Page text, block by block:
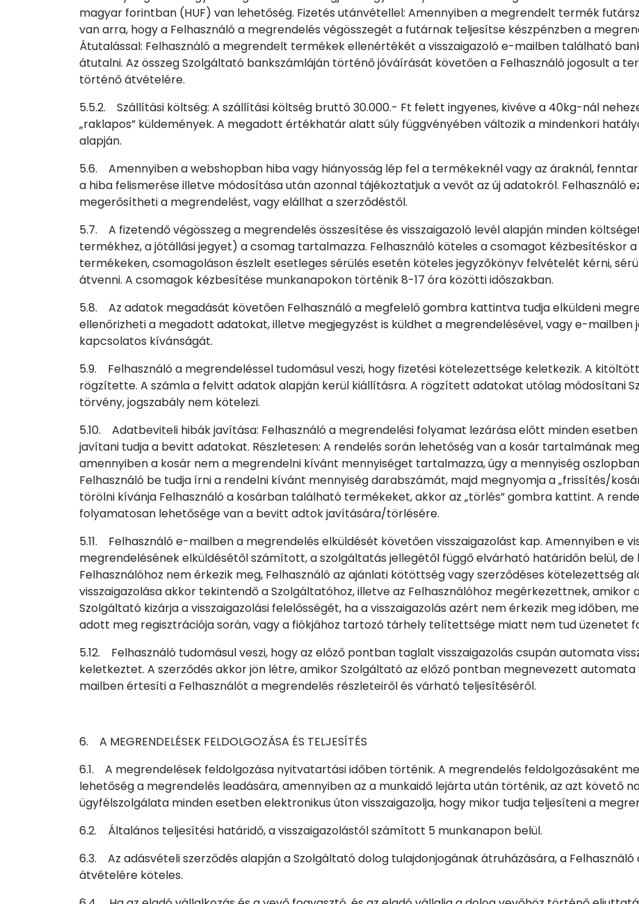
magyar forintban (HUF) van lehetőség. Fizetés utánvétellel: Amennyiben a megrendelt termék
van arra, hogy a Felhasználó a megrendelés végösszegét a futárnak teljesítse készpénzben a
Átutalással: Felhasználó a megrendelt termékek ellenértékét a visszaigazoló e-mailben található
átutalni. Az összeg Szolgáltató bankszámláján történő jóváírását követően a Felhasználó jogosult a
történő átvételére.
5.5.2. Szállítási költség: A szállítási költség bruttó 30.000.- Ft felett ingyenes, kivéve a 40kg-nál
„raklapos” küldemények. A megadott értékhatár alatt súly függvényében változik a mindenkori
alapján.
5.6. Amennyiben a webshopban hiba vagy hiányosság lép fel a termékeknél vagy az áraknál,
a hiba felismerése illetve módosítása után azonnal tájékoztatjuk a vevőt az új adatokról. Felhasználó
megerősítheti a megrendelést, vagy elállhat a szerződéstől.
5.7. A fizetendő végösszeg a megrendelés összesítése és visszaigazoló levél alapján minden
termékhez, a jótállási jegyet) a csomag tartalmazza. Felhasználó köteles a csomagot kézbesítéskor
termékeken, csomagoláson észlelt esetleges sérülés esetén köteles jegyzőkönyv felvételét kérni,
átvenni. A csomagok kézbesítése munkanapokon történik 8-17 óra közötti időszakban.
5.8. Az adatok megadását követően Felhasználó a megfelelő gombra kattintva tudja elküldeni
ellenőrizheti a megadott adatokat, illetve megjegyzést is küldhet a megrendelésével, vagy e-mailben
kapcsolatos kívánságát.
5.9. Felhasználó a megrendeléssel tudomásul veszi, hogy fizetési kötelezettsége keletkezik. A
rögzítette. A számla a felvitt adatok alapján kerül kiállításra. A rögzített adatokat utólag módosítani
törvény, jogszabály nem kötelezi.
5.10. Adatbeviteli hibák javítása: Felhasználó a megrendelési folyamat lezárása előtt minden esetben
javítani tudja a bevitt adatokat. Részletesen: A rendelés során lehetőség van a kosár tartalmának
amennyiben a kosár nem a megrendelni kívánt mennyiséget tartalmazza, úgy a mennyiség
Felhasználó be tudja írni a rendelni kívánt mennyiség darabszámát, majd megnyomja a „frissítés/
törölni kívánja Felhasználó a kosárban található termékeket, akkor az „törlés” gombra kattint. A
folyamatosan lehetősége van a bevitt adtok javítására/törlésére.
5.11. Felhasználó e-mailben a megrendelés elküldését követően visszaigazolást kap. Amennyiben e
megrendelésének elküldésétől számított, a szolgáltatás jellegétől függő elvárható határidőn belül,
Felhasználóhoz nem érkezik meg, Felhasználó az ajánlati kötöttség vagy szerződéses kötelezettség
visszaigazolása akkor tekintendő a Szolgáltatóhoz, illetve az Felhasználóhoz megérkezettnek, amikor
Szolgáltató kizárja a visszaigazolási felelősségét, ha a visszaigazolás azért nem érkezik meg időben,
adott meg regisztrációja során, vagy a fiókjához tartozó tárhely telítettsége miatt nem tud üzenetet
5.12. Felhasználó tudomásul veszi, hogy az előző pontban taglalt visszaigazolás csupán automata
keletkeztet. A szerződés akkor jön létre, amikor Szolgáltató az előző pontban megnevezett
mailben értesíti a Felhasználót a megrendelés részleteiről és várható teljesítéséről.
6. A MEGRENDELÉSEK FELDOLGOZÁSA ÉS TELJESÍTÉS
6.1. A megrendelések feldolgozása nyitvatartási időben történik. A megrendelés feldolgozásaként
lehetőség a megrendelés leadására, amennyiben az a munkaidő lejárta után történik, az azt követő
ügyfélszolgálata minden esetben elektronikus úton visszaigazolja, hogy mikor tudja teljesíteni a
6.2. Általános teljesítési határidő, a visszaigazolástól számított 5 munkanapon belül.
6.3. Az adásvételi szerződés alapján a Szolgáltató dolog tulajdonjogának átruházására, a
átvételére köteles.